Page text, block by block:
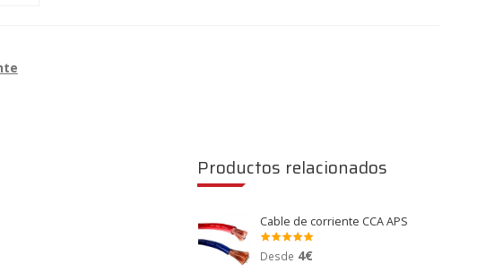
Productos relacionados
Cable de corriente CCA APS
Valora
Desde 4€